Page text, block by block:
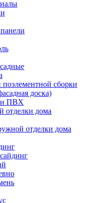
сборки
доска)
ПВХ
отделки дома
отделки дома